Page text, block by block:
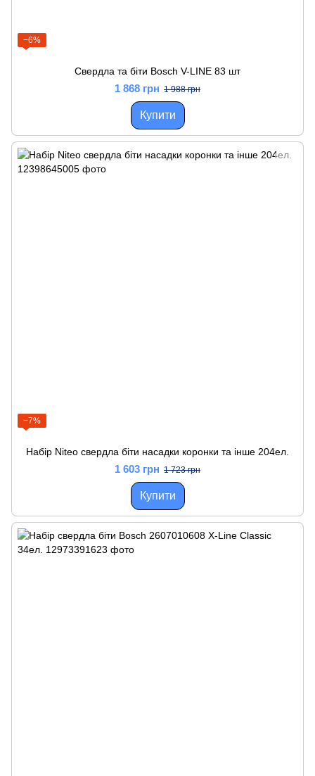
−6%
Свердла та біти Bosch V-LINE 83 шт
1 868 грн 1 988 грн
Купити
−7%
Набір Niteo свердла біти насадки коронки та інше 204ел.
1 603 грн 1 723 грн
Купити